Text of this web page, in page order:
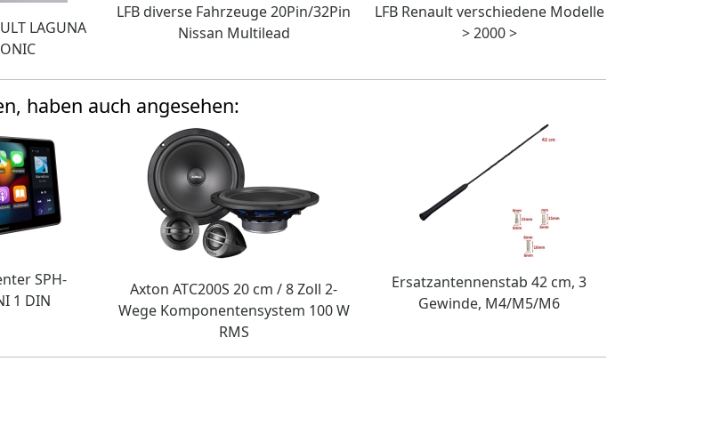
LAGUNA
LFB diverse Fahrzeuge 20Pin/32Pin
Nissan Multilead
LFB Renault verschiedene Modelle
> 2000 >
haben auch angesehen:
SPH-
1 DIN
Axton ATC200S 20 cm / 8 Zoll 2-
Wege Komponentensystem 100 W
RMS
Ersatzantennenstab 42 cm, 3
Gewinde, M4/M5/M6